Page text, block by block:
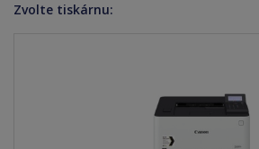
Zvolte tiskárnu: